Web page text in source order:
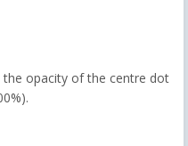
opacity of the centre dot